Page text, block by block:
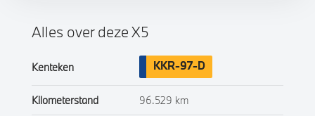
Alles over deze X5
Kenteken KKR-97-D
Kilometerstand 96.529 km